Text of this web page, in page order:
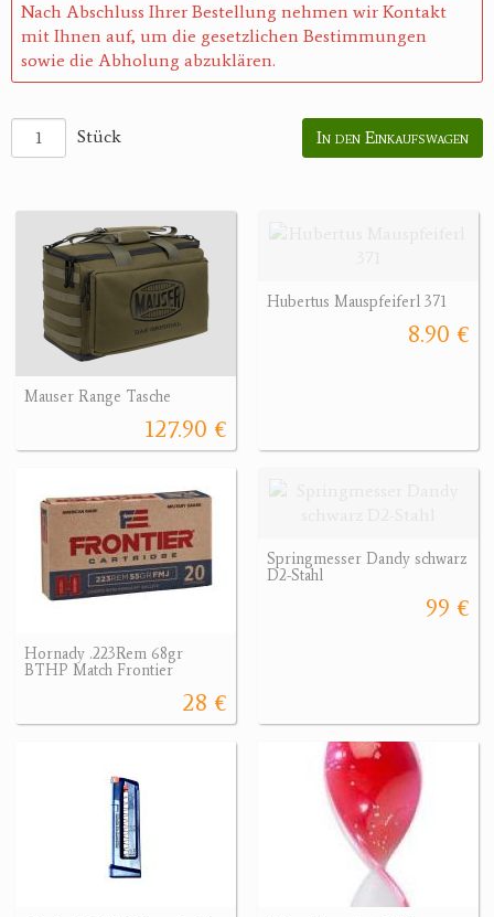
Nach Abschluss Ihrer Bestellung nehmen wir Kontakt
mit Ihnen auf, um die gesetzlichen Bestimmungen
sowie die Abholung abzuklären.
Stück In den Einkaufswagen
Mauser Range Tasche
127.90 €
Hubertus Mauspfeiferl 371
8.90 €
Hornady .223Rem 68gr
BTHP Match Frontier
28 €
Springmesser Dandy schwarz
D2-Stahl
99 €